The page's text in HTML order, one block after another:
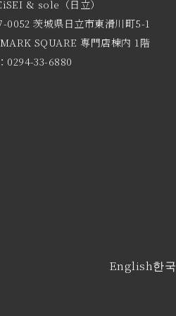
& sole（日立）
0052 茨城県日立市東滑川町5-1
SQUARE 専門店棟内 1階
0294-33-6880
English한국